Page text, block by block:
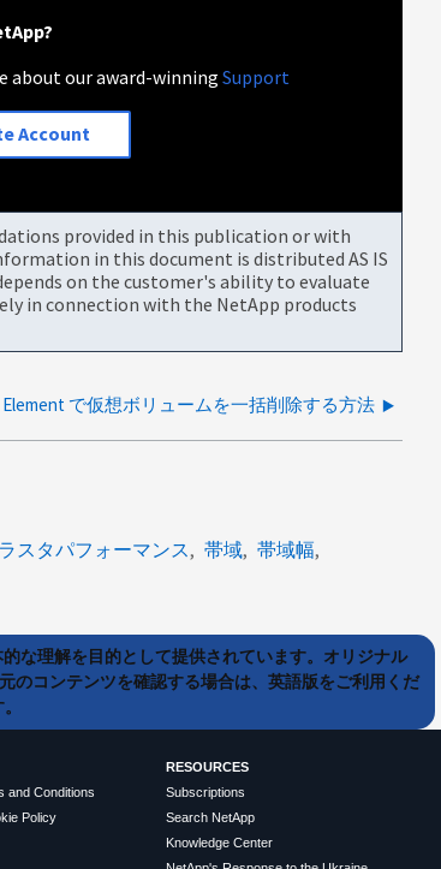
about our award-winningSupport
Account
provided in this publication or with
in this document is distributed AS IS
on the customer's ability to evaluate
in connection with the NetApp products
Element で仮想ボリュームを一括削除する方法
スタパフォーマンス 帯域 帯域幅
な理解を目的として提供されています。オリジナル
のコンテンツを確認する場合は、英語版をご利用くだ
and Conditions
Policy
RESOURCES
Subscriptions
Search NetApp
Knowledge Center